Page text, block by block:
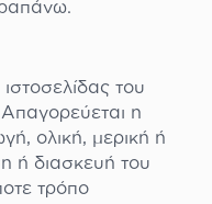
του
η
ολική, μερική ή
ή διασκευή του
τρόπο